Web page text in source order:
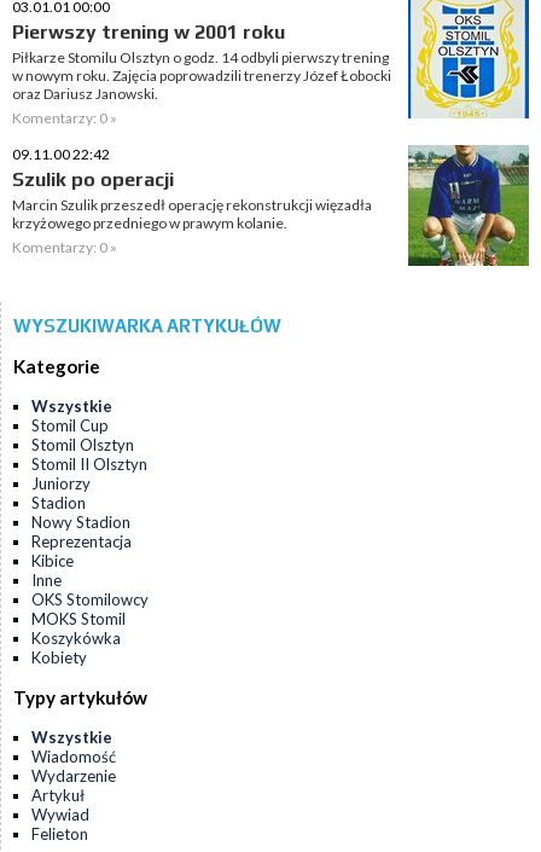
03.01.01 00:00
Pierwszy trening w 2001 roku
Piłkarze Stomilu Olsztyn o godz. 14 odbyli pierwszy trening
w nowym roku. Zajęcia poprowadzili trenerzy Józef Łobocki
oraz Dariusz Janowski.
Komentarzy: 0 »
09.11.00 22:42
Szulik po operacji
Marcin Szulik przeszedł operację rekonstrukcji więzadła
krzyżowego przedniego w prawym kolanie.
Komentarzy: 0 »
WYSZUKIWARKA ARTYKUŁÓW
Kategorie
Wszystkie
Stomil Cup
Stomil Olsztyn
Stomil II Olsztyn
Juniorzy
Stadion
Nowy Stadion
Reprezentacja
Kibice
Inne
OKS Stomilowcy
MOKS Stomil
Koszykówka
Kobiety
Typy artykułów
Wszystkie
Wiadomość
Wydarzenie
Artykuł
Wywiad
Felieton